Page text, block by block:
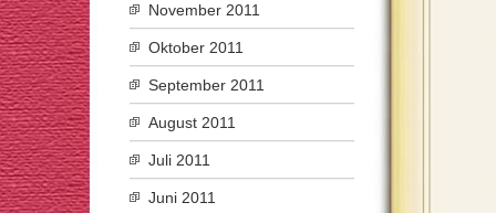
November 2011
Oktober 2011
September 2011
August 2011
Juli 2011
Juni 2011